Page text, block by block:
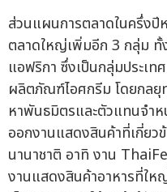
ส่วนแผนการตลาดในครึ่ง
ตลาดใหญ่เพิ่มอีก 3 กลุ่ม ทั้
แอฟริกา ซึ่งเป็นกลุ่มประเ
ผลิตภัณฑ์ไอศกรีม โดยกลยุ
หาพันธมิตรและตัวแทนจำห
ออกงานแสดงสินค้าที่เกี่ย
นานาชาติ อาทิ งาน
งานแสดงสินค้าอาหารที่ให